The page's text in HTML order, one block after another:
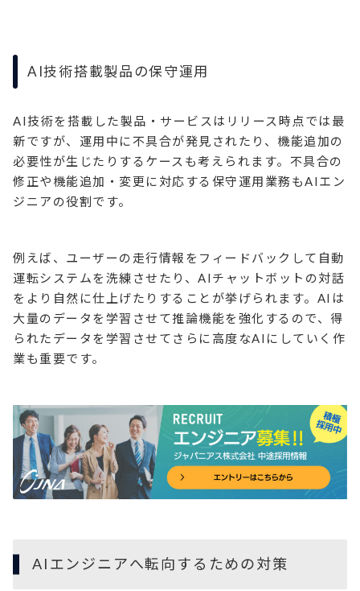
AI技術搭載製品の保守運用
AI技術を搭載した製品・サービスはリリース時点では最
新ですが、運用中に不具合が発見されたり、機能追加の
必要性が生じたりするケースも考えられます。不具合の
修正や機能追加・変更に対応する保守運用業務もAIエン
ジニアの役割です。
例えば、ユーザーの走行情報をフィードバックして自動
運転システムを洗練させたり、AIチャットボットの対話
をより自然に仕上げたりすることが挙げられます。AIは
大量のデータを学習させて推論機能を強化するので、得
られたデータを学習させてさらに高度なAIにしていく作
業も重要です。
AIエンジニアへ転向するための対策